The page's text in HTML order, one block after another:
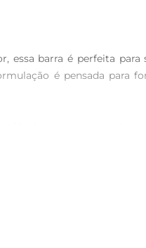
essa barra é perfeita para
é pensada para
os amantes de
ao ar livre, como